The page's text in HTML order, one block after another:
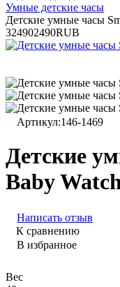
Умные детские часы
Детские умные часы
324902490RUB
Артикул:146-1469
Детские
Baby
Написать отзыв
К сравнению
В избранное
Вес